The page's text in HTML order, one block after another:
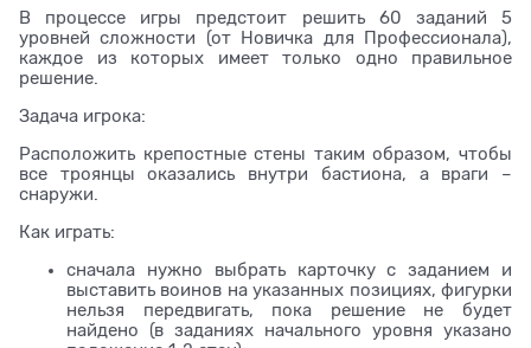
В процессе игры предстоит решить 60 заданий 5
уровней сложности (от Новичка для Профессионала),
каждое из которых имеет только одно правильное
решение.
Задача игрока:
Расположить крепостные стены таким образом, чтобы
все троянцы оказались внутри бастиона, а враги –
снаружи.
Как играть:
сначала нужно выбрать карточку с заданием и
выставить воинов на указанных позициях, фигурки
нельзя передвигать, пока решение не будет
найдено (в заданиях начального уровня указано